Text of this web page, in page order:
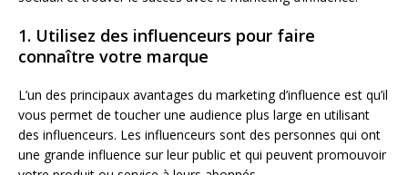
1. Utilisez des influenceurs pour faire
connaître votre marque
L’un des principaux avantages du marketing d’influence est qu’il
vous permet de toucher une audience plus large en utilisant
des influenceurs. Les influenceurs sont des personnes qui ont
une grande influence sur leur public et qui peuvent promouvoir